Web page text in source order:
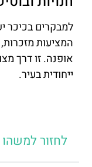
למבקרים בכיכר
המציעות
אופנה. זו דרך
ייחודית בעיר.
לחזור